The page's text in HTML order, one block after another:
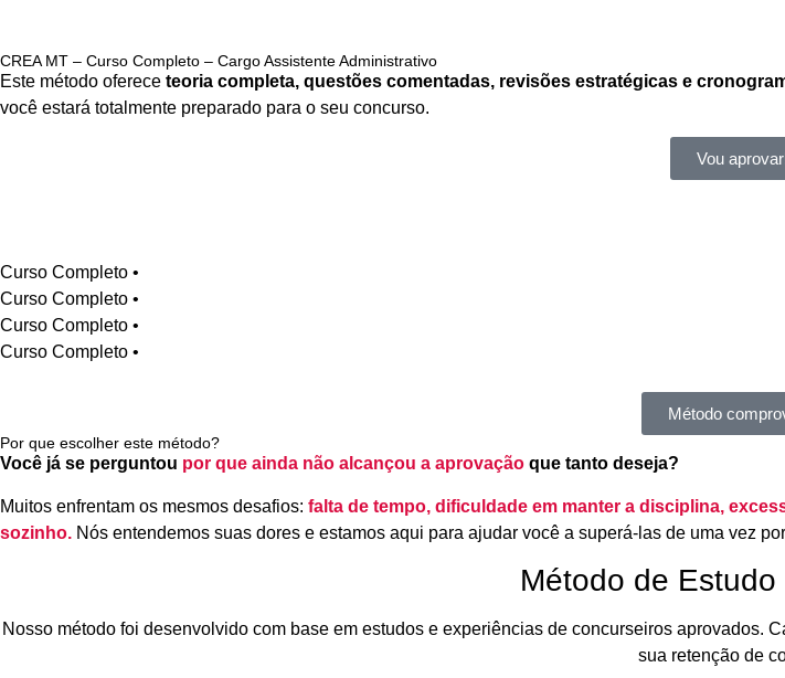
CREA MT – Curso Completo – Cargo Assistente Administrativo
Este método oferece teoria completa, questões comentadas, revisões estratégicas e
você estará totalmente preparado para o seu concurso.
Vou
Curso Completo •
Curso Completo •
Curso Completo •
Curso Completo •
Método
Por que escolher este método?
Você já se perguntou por que ainda não alcançou a aprovação que tanto deseja?
Muitos enfrentam os mesmos desafios: falta de tempo, dificuldade em manter a disciplina,
sozinho. Nós entendemos suas dores e estamos aqui para ajudar você a superá-las de uma vez
Método de
Nosso método foi desenvolvido com base em estudos e experiências de concurseiros
sua retenção de